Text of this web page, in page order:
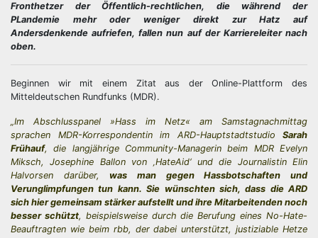
Fronthetzer der Öffentlich-rechtlichen, die während der
PLandemie mehr oder weniger direkt zur Hatz auf
Andersdenkende aufriefen, fallen nun auf der Karriereleiter nach
oben.
Beginnen wir mit einem Zitat aus der Online-Plattform des
Mitteldeutschen Rundfunks (MDR).
„Im Abschlusspanel »Hass im Netz« am Samstagnachmittag
sprachen MDR-Korrespondentin im ARD-Hauptstadtstudio Sarah
Frühauf, die langjährige Community-Managerin beim MDR Evelyn
Miksch, Josephine Ballon von ‚HateAid‘ und die Journalistin Elin
Halvorsen darüber,was man gegen Hassbotschaften und
Verunglimpfungen tun kann. Sie wünschten sich, dass die ARD
sich hier gemeinsam stärker aufstellt und ihre Mitarbeitenden noch
besser schützt, beispielsweise durch die Berufung eines No-Hate-
Beauftragten wie beim rbb, der dabei unterstützt, justiziable Hetze